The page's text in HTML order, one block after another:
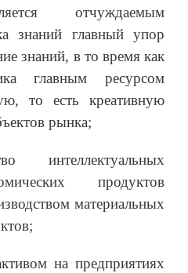
отчуждаемым
знаний главный упор
знаний, в то время как
главным ресурсом
то есть креативную
рынка;
интеллектуальных
продуктов
материальных
на предприятиях